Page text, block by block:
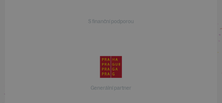
S finanční podporou
Generální partner